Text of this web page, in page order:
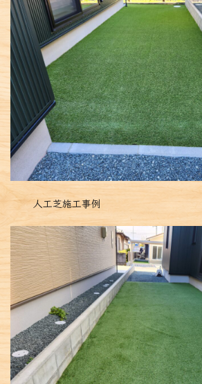
人工芝施工事例